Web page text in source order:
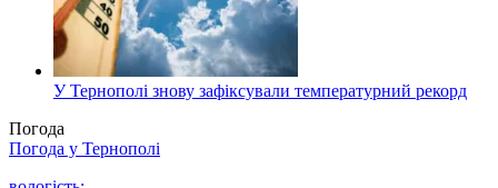
У Тернополі знову зафіксували температурний рекорд
Погода
Погода у Тернополі